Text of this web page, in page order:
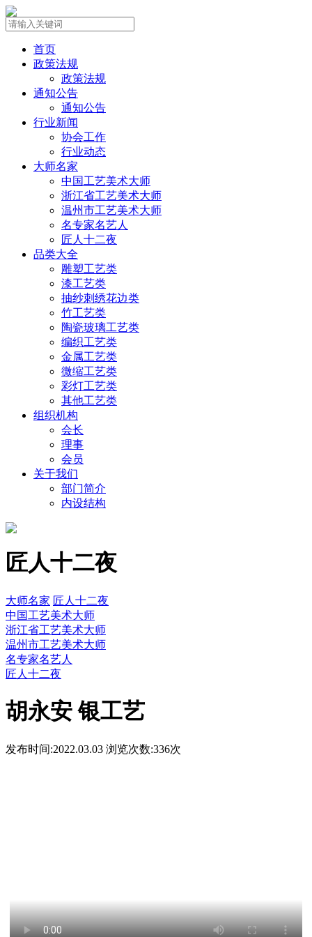
首页
政策法规
政策法规
通知公告
通知公告
行业新闻
协会工作
行业动态
大师名家
中国工艺美术大师
浙江省工艺美术大师
温州市工艺美术大师
名专家名艺人
匠人十二夜
品类大全
雕塑工艺类
漆工艺类
抽纱刺绣花边类
竹工艺类
陶瓷玻璃工艺类
编织工艺类
金属工艺类
微缩工艺类
彩灯工艺类
其他工艺类
组织机构
会长
理事
会员
关于我们
部门简介
内设结构
匠人十二夜
大师名家 匠人十二夜
中国工艺美术大师
浙江省工艺美术大师
温州市工艺美术大师
名专家名艺人
匠人十二夜
胡永安 银工艺
发布时间:2022.03.03 浏览次数:336次